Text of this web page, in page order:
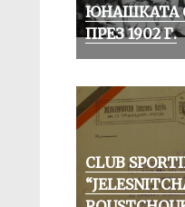
ЮНАШКАТА
ПРЕЗ 1902 Г.
CLUB